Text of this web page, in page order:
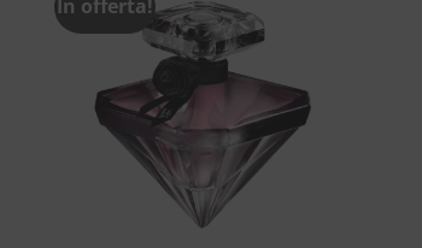
In offerta!
Aggiungi
alla lista
desideri